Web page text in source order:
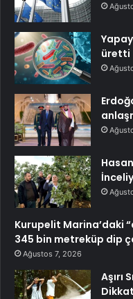
üretti
Kurupelit Marina’daki
345 bin metreküp dip
Ağustos 7, 2026
Aşırı